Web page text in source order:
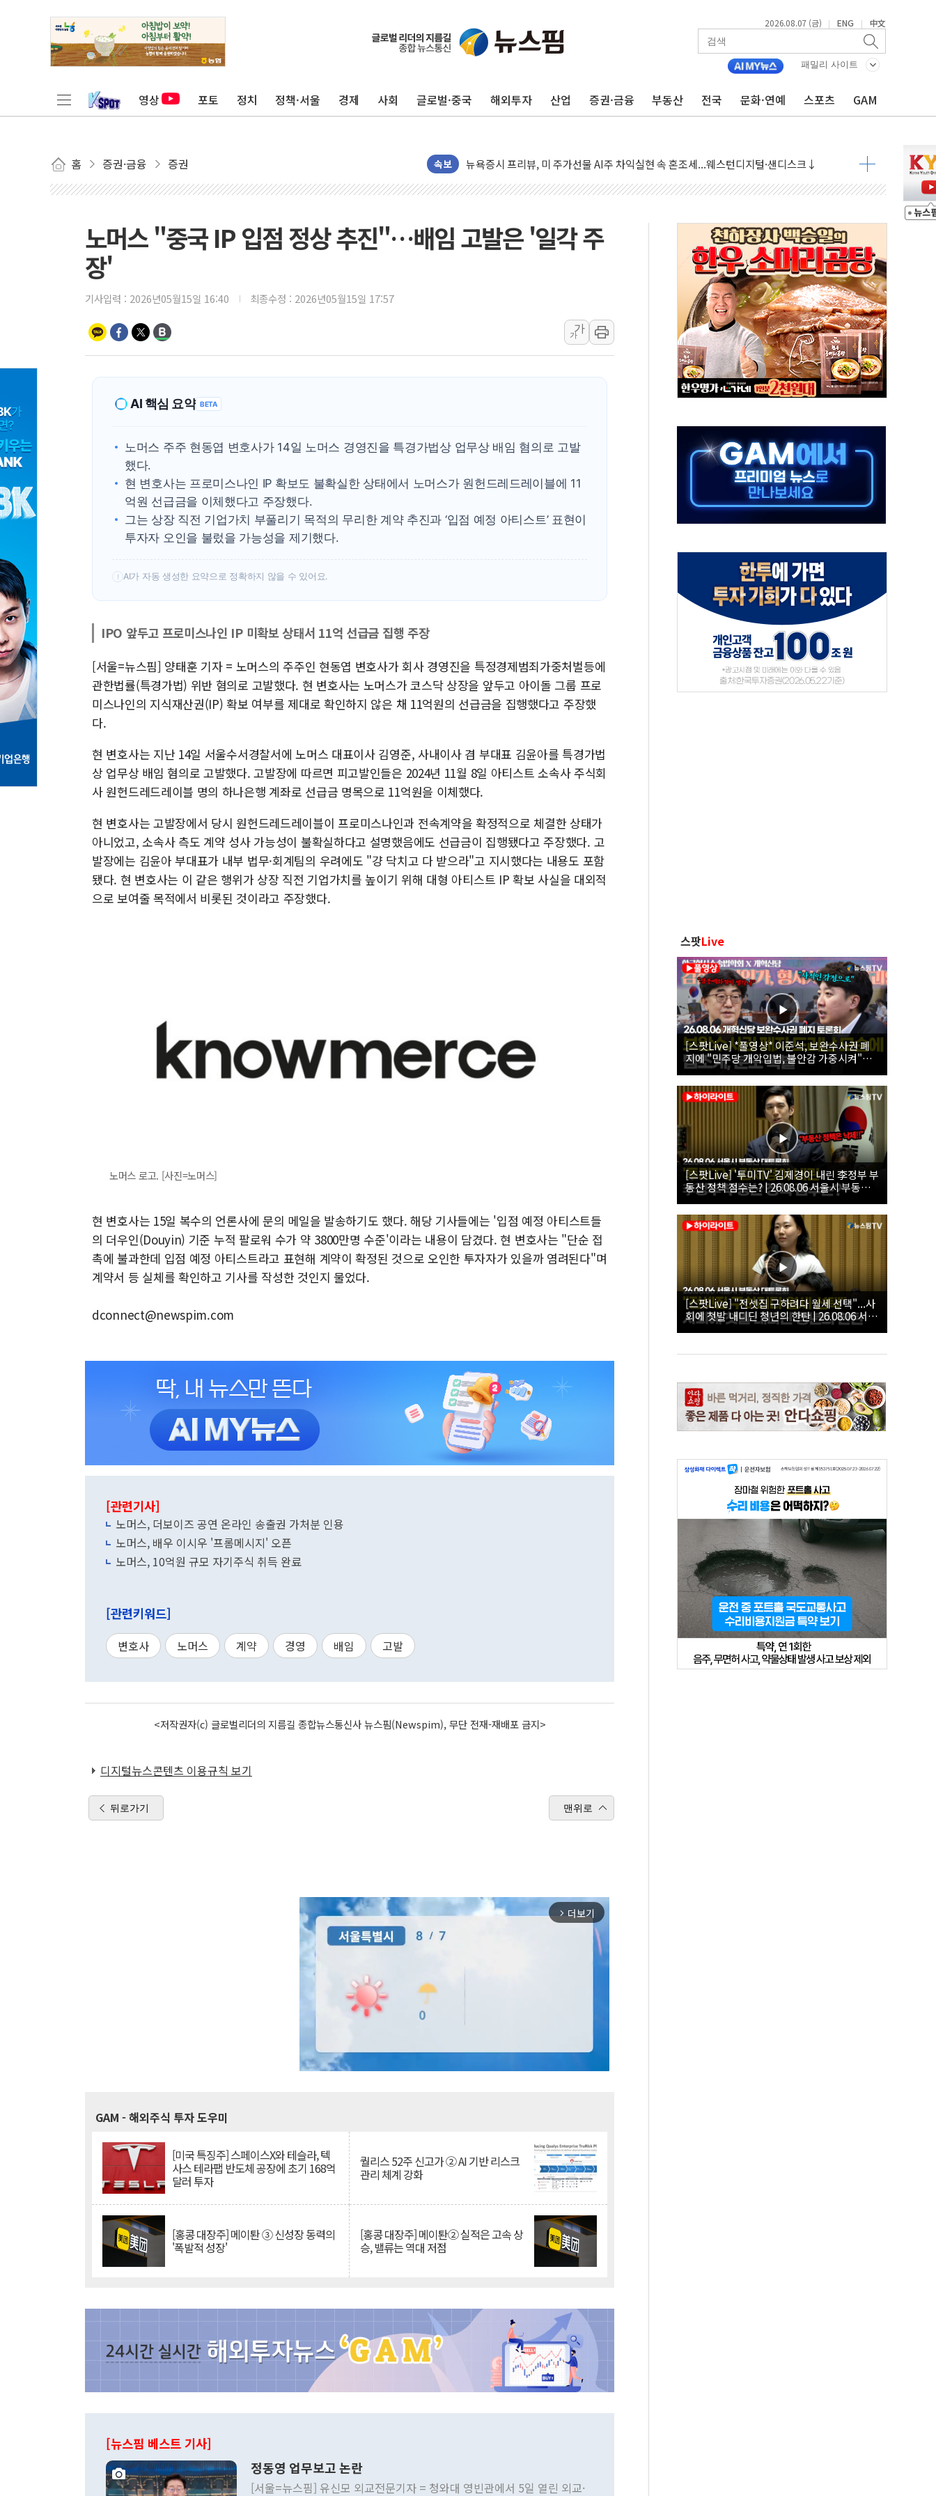
2026.08.07 (금) | ENG | 中文
패밀리 사이트
영상 포토 정치 정책·서울 경제 사회 글로벌·중국 해외투자 산업 증권·금융 부동산 전국 문화·연예 스포츠 GAM
홈 증권·금융 증권 속보
유럽증시, 견조한 실적 소화하며 대부분 상승… "2분기 기업 순이익 21% 증가" 전망
리투아니아 국방 "러, 우크라 드론으로 나토 회원국 공격 검토… 거짓 깃발 작전"
뉴욕증시 개장 전 특징주...모더나·아이온큐·도어대시↑ VS 샌디스크·피그마·앱러빈↓
김정관 장관 "영업이익 N% 성과급 반대…상법·자본시장법 개정 논의"
청와대, 북한 단거리 탄도미사일 발사에 긴급 안보 점검회의
금값 7주 만에 최고…美 고용 둔화·호르무즈 재개방 기대에 강세
러, 1인칭시점 드론으로 우크라 민간인 '사파리' 공격… 시민들 공포감 극대화 전략
[베트남 증시] 지수 하락 속 'DGC' 임시 주총 기대감에 홀로 상한가…마진 잔액은 사상 최고
'월가의 황제' 다이먼 "금융시장 레버리지 위험수위…숨은 차입이 더 큰 변수"
양주 섬유염색공장서 화재 1명 중상…대응 1단계 진압 중
김정관 산업부 장관 "주 52시간 손봐야, 경쟁상대 中과 비교해야"
해군 1함대 창설 80주년…지역과 함께하는 '선봉'의 대민 봉사
[3보] 북, 원산서 동해로 단거리 탄도미사일 1발 발사… 올해 10번째·42일 만 도발
우크라 드론 전술, 중남미 콜롬비아에 새 안보 위기… 반군·마약카르텔이 습득해 전투 활용
구미 폐염산처리업체서 불 2시간30여분만에 진화...외국인 노동자 숨져
노머스 "중국 IP 입점 정상 추진"…배임 고발은 '일각 주
장'
기사입력 : 2026년05월15일 16:40 최종수정 : 2026년05월15일 17:57
가
가
AI 핵심 요약 BETA
노머스 주주 현동엽 변호사가 14일 노머스 경영진을 특경가법상 업무상 배임 혐의로 고발
했다.
현 변호사는 프로미스나인 IP 확보도 불확실한 상태에서 노머스가 원헌드레드레이블에 11
억원 선급금을 이체했다고 주장했다.
그는 상장 직전 기업가치 부풀리기 목적의 무리한 계약 추진과 ‘입점 예정 아티스트’ 표현이
투자자 오인을 불렀을 가능성을 제기했다.
! AI가 자동 생성한 요약으로 정확하지 않을 수 있어요.
IPO 앞두고 프로미스나인 IP 미확보 상태서 11억 선급금 집행 주장
[서울=뉴스핌] 양태훈 기자 = 노머스의 주주인 현동엽 변호사가 회사 경영진을 특정경제범죄가중처벌등에
관한법률(특경가법) 위반 혐의로 고발했다. 현 변호사는 노머스가 코스닥 상장을 앞두고 아이돌 그룹 프로
미스나인의 지식재산권(IP) 확보 여부를 제대로 확인하지 않은 채 11억원의 선급금을 집행했다고 주장했
다.
현 변호사는 지난 14일 서울수서경찰서에 노머스 대표이사 김영준, 사내이사 겸 부대표 김윤아를 특경가법
상 업무상 배임 혐의로 고발했다. 고발장에 따르면 피고발인들은 2024년 11월 8일 아티스트 소속사 주식회
사 원헌드레드레이블 명의 하나은행 계좌로 선급금 명목으로 11억원을 이체했다.
현 변호사는 고발장에서 당시 원헌드레드레이블이 프로미스나인과 전속계약을 확정적으로 체결한 상태가
아니었고, 소속사 측도 계약 성사 가능성이 불확실하다고 설명했음에도 선급금이 집행됐다고 주장했다. 고
발장에는 김윤아 부대표가 내부 법무·회계팀의 우려에도 "걍 닥치고 다 받으라"고 지시했다는 내용도 포함
됐다. 현 변호사는 이 같은 행위가 상장 직전 기업가치를 높이기 위해 대형 아티스트 IP 확보 사실을 대외적
으로 보여줄 목적에서 비롯된 것이라고 주장했다.
노머스 로고. [사진=노머스]
현 변호사는 15일 복수의 언론사에 문의 메일을 발송하기도 했다. 해당 기사들에는 '입점 예정 아티스트들
의 더우인(Douyin) 기준 누적 팔로워 수가 약 3800만명 수준'이라는 내용이 담겼다. 현 변호사는 "단순 접
촉에 불과한데 입점 예정 아티스트라고 표현해 계약이 확정된 것으로 오인한 투자자가 있을까 염려된다"며
계약서 등 실체를 확인하고 기사를 작성한 것인지 물었다.
dconnect@newspim.com
[관련기사]
노머스, 더보이즈 공연 온라인 송출권 가처분 인용
노머스, 배우 이시우 '프롬메시지' 오픈
노머스, 10억원 규모 자기주식 취득 완료
[관련키워드]
변호사 노머스 계약 경영 배임 고발
<저작권자(c) 글로벌리더의 지름길 종합뉴스통신사 뉴스핌(Newspim), 무단 전재-재배포 금지>
디지털뉴스콘텐츠 이용규칙 보기
뒤로가기 맨위로
arrow_forward_ios 더보기
GAM - 해외주식 투자 도우미
[미국 특징주] 스페이스X와 테슬라, 텍
사스 테라팹 반도체 공장에 초기 168억
달러 투자
퀄리스 52주 신고가 ② AI 기반 리스크
관리 체계 강화
[홍콩 대장주] 메이퇀 ③ 신성장 동력의
'폭발적 성장'
[홍콩 대장주] 메이퇀② 실적은 고속 상
승, 밸류는 역대 저점
[뉴스핌 베스트 기사]
정동영 업무보고 논란
[서울=뉴스핌] 유신모 외교전문기자 = 청와대 영빈관에서 5일 열린 외교·
스팟Live
[스팟Live] *풀영상* 이준석, 보완수사권 폐
지에 "민주당 개악입법, 불안감 가중시켜"｜
26.08.06 개혁신당 보완수사권 폐지 토론회
[스팟Live] '투미TV' 김제경이 내린 李정부 부
동산 정책 점수는? | 26.08.06 서울시 부동산
대토론회
[스팟Live] "전셋집 구하려다 월세 선택"...사
회에 첫발 내디딘 청년의 한탄 | 26.08.06 서울
시 부동산 대토론회